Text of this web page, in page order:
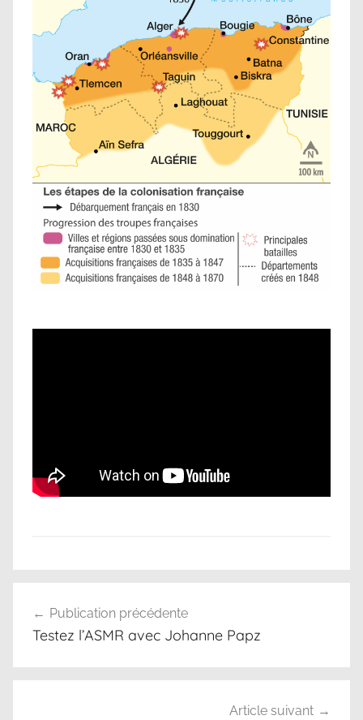
5
de
Publication précédente
Testez l’ASMR avec Johanne Papz
Article suivant